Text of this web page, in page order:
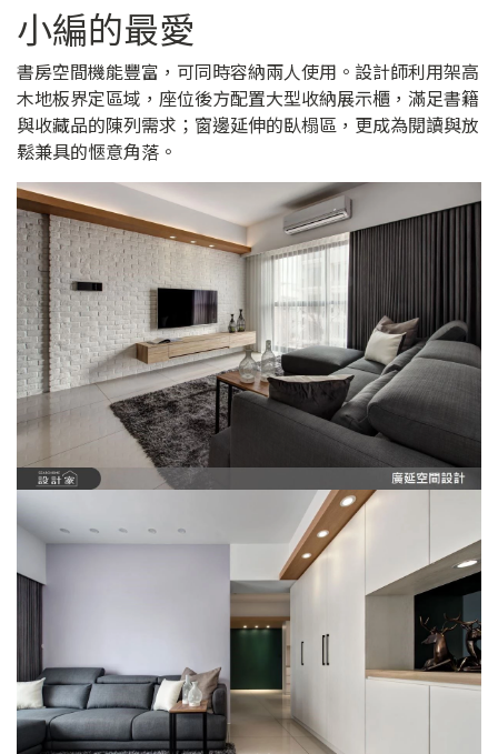
小編的最愛
書房空間機能豐富，可同時容納兩人使用。設計師利用架高
木地板界定區域，座位後方配置大型收納展示櫃，滿足書籍
與收藏品的陳列需求；窗邊延伸的臥榻區，更成為閱讀與放
鬆兼具的愜意角落。